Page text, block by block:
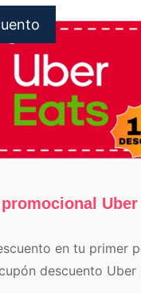
en tu primer
descuento Uber